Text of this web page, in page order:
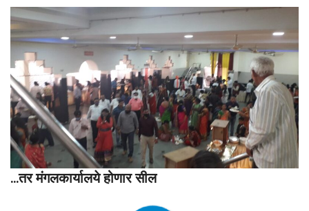
…तर मंगलकार्यालये होणार सील